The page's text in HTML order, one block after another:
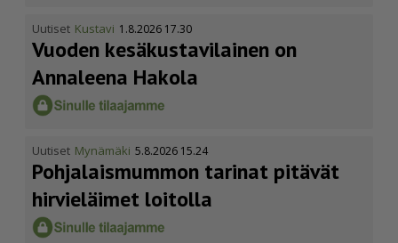
Uutiset Kustavi 1.8.2026 17.30
Vuoden kesäkus­ta­vi­lainen on
Annaleena Hakola
Uutiset Mynämäki 5.8.2026 15.24
Pohja­lais­mummon tarinat pitävät
hirvieläimet loitolla